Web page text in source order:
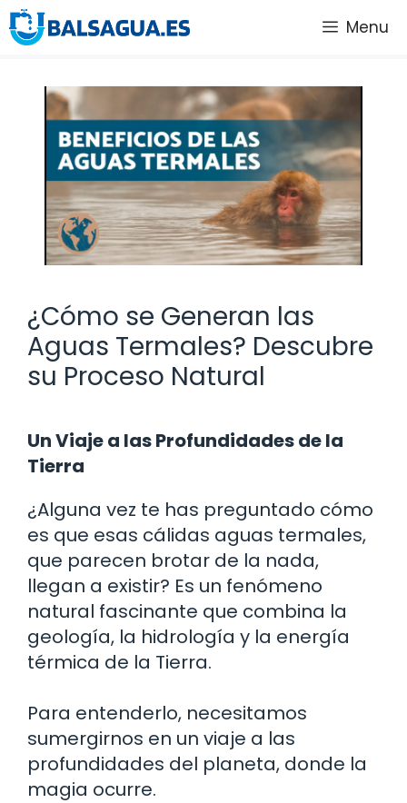
Saltar
al
Menu
¿Cómo se Generan las
Aguas Termales? Descubre
su Proceso Natural
Un Viaje a las Profundidades de la
Tierra
¿Alguna vez te has preguntado cómo
es que esas cálidas aguas termales,
que parecen brotar de la nada,
llegan a existir? Es un fenómeno
natural fascinante que combina la
geología, la hidrología y la energía
térmica de la Tierra.
Para entenderlo, necesitamos
sumergirnos en un viaje a las
profundidades del planeta, donde la
magia ocurre.